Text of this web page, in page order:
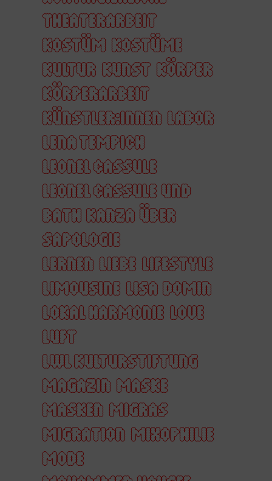
THEATERARBEIT
KOSTÜM KOSTÜME
KULTUR KUNST KÖRPER
KÖRPERARBEIT
KÜNSTLER:INNEN LABOR
LENA TEMPICH
LEONEL CASSULE
LEONEL CASSULE UND
BATH KANZA ÜBER
SAPOLOGIE
LERNEN LIEBE LIFESTYLE
LIMOUSINE LISA DOMIN
LOKAL HARMONIE LOVE
LUFT
LWL KULTURSTIFTUNG
MAGAZIN MASKE
MASKEN MIGRAS
MIGRATION MIXOPHILIE
MODE